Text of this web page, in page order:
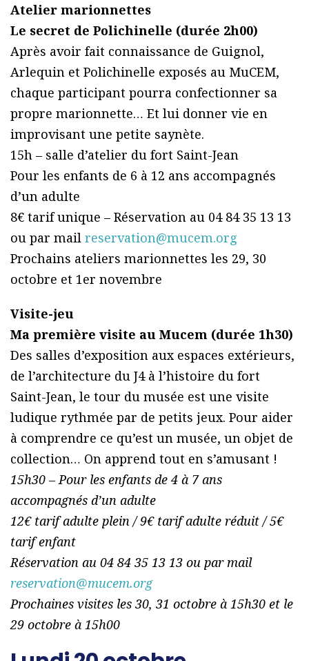
Atelier marionnettes
Le secret de Polichinelle (durée 2h00)
Après avoir fait connaissance de Guignol,
Arlequin et Polichinelle exposés au MuCEM,
chaque participant pourra confectionner sa
propre marionnette… Et lui donner vie en
improvisant une petite saynète.
15h – salle d’atelier du fort Saint-Jean
Pour les enfants de 6 à 12 ans accompagnés
d’un adulte
8€ tarif unique – Réservation au 04 84 35 13 13
ou par mail reservation@mucem.org
Prochains ateliers marionnettes les 29, 30
octobre et 1er novembre
Visite-jeu
Ma première visite au Mucem (durée 1h30)
Des salles d’exposition aux espaces extérieurs,
de l’architecture du J4 à l’histoire du fort
Saint-Jean, le tour du musée est une visite
ludique rythmée par de petits jeux. Pour aider
à comprendre ce qu’est un musée, un objet de
collection… On apprend tout en s’amusant !
15h30 – Pour les enfants de 4 à 7 ans
accompagnés d’un adulte
12€ tarif adulte plein / 9€ tarif adulte réduit / 5€
tarif enfant
Réservation au 04 84 35 13 13 ou par mail
reservation@mucem.org
Prochaines visites les 30, 31 octobre à 15h30 et le
29 octobre à 15h00